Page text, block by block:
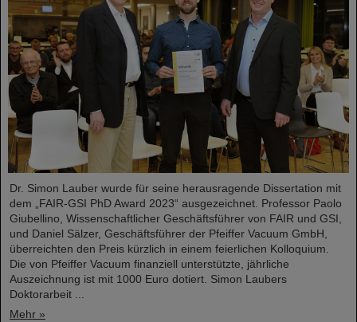
Dr. Simon Lauber wurde für seine herausragende Dissertation mit
dem „FAIR-GSI PhD Award 2023“ ausgezeichnet. Professor Paolo
Giubellino, Wissenschaftlicher Geschäftsführer von FAIR und GSI,
und Daniel Sälzer, Geschäftsführer der Pfeiffer Vacuum GmbH,
überreichten den Preis kürzlich in einem feierlichen Kolloquium.
Die von Pfeiffer Vacuum finanziell unterstützte, jährliche
Auszeichnung ist mit 1000 Euro dotiert. Simon Laubers
Doktorarbeit ...
Mehr »